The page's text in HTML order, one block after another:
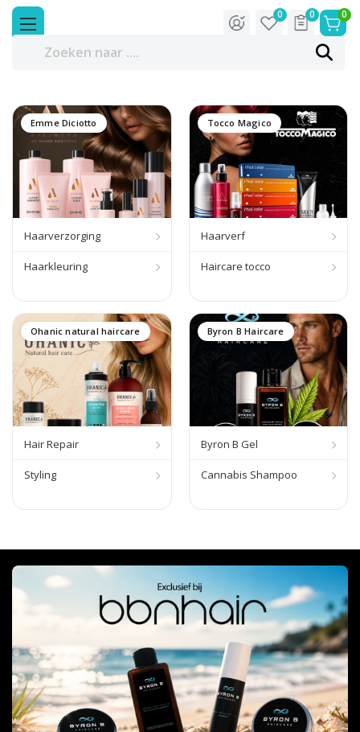
0
0
0
Emme Diciotto
Haarverzorging
Haarkleuring
Tocco Magico
Haarverf
Haircare tocco
Ohanic natural haircare
Hair Repair
Styling
Byron B Haircare
Byron B Gel
Cannabis Shampoo